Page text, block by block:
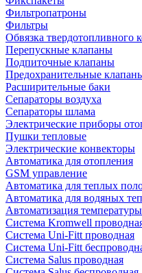
Фильтропатроны
Фильтры
Обвязка твердотопливного
Перепускные клапаны
Подпиточные клапаны
Предохранительные
Расширительные баки
Сепараторы воздуха
Сепараторы шлама
Электрические приборы
Пушки тепловые
Электрические конвекторы
Автоматика для отопления
GSM управление
Автоматика для теплых
Автоматика для водяных
Автоматизация
Система Kromwell
Система Uni-Fitt проводная
Система Uni-Fitt
Система Salus проводная